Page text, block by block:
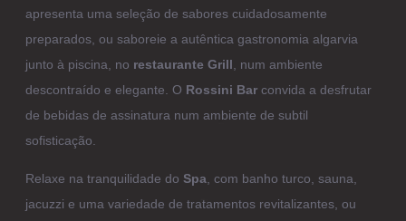
apresenta uma seleção de sabores cuidadosamente
preparados, ou saboreie a autêntica gastronomia algarvia
junto à piscina, no restaurante Grill, num ambiente
descontraído e elegante. O Rossini Bar convida a desfrutar
de bebidas de assinatura num ambiente de subtil
sofisticação.
Relaxe na tranquilidade do Spa, com banho turco, sauna,
jacuzzi e uma variedade de tratamentos revitalizantes, ou